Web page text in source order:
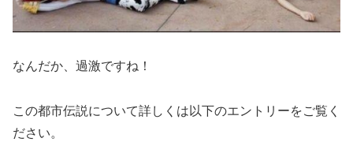
なんだか、過激ですね！
この都市伝説について詳しくは以下のエントリーをご覧く
ださい。